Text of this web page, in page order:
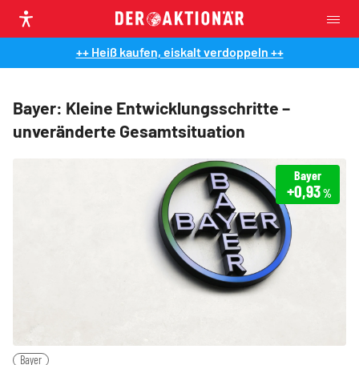
++ Heiß kaufen, eiskalt verdoppeln ++
Bayer: Kleine Entwicklungsschritte –
unveränderte Gesamtsituation
Bayer
+0,93%
Bayer